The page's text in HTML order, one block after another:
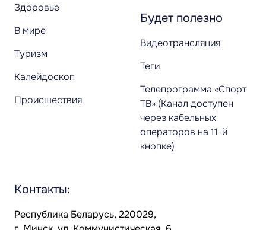
Здоровье
В мире
Туризм
Калейдоскоп
Происшествия
Будет полезно
Видеотрансляция
Теги
Телепрограмма «Спорт
ТВ» (Канал доступен
через кабельных
операторов на 11-й
кнопке)
Контакты:
Республика Беларусь, 220029,